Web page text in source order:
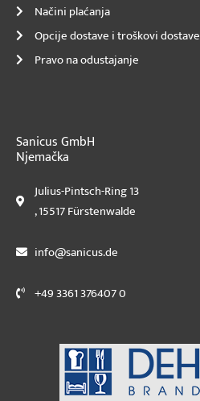
Načini plaćanja
Opcije dostave i troškovi dostave
Pravo na odustajanje
Sanicus GmbH
Njemačka
Julius-Pintsch-Ring 13
, 15517 Fürstenwalde
info@sanicus.de
+49 3361 376407 0